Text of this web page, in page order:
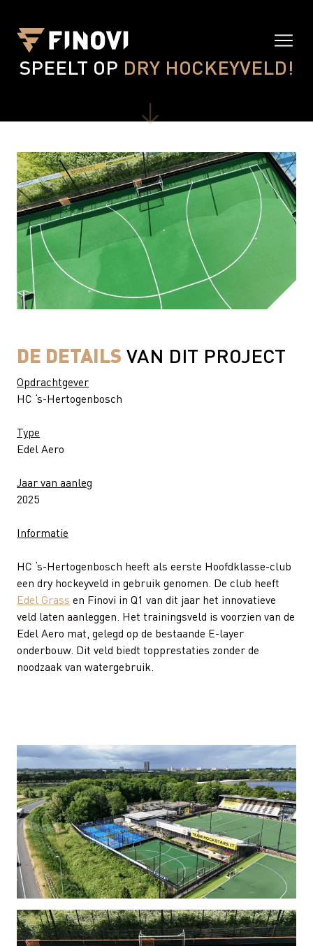
HC ‘S-HERTOGENBOSCH
SPEELT OP DRY HOCKEYVELD!
DE DETAILS VAN DIT PROJECT
Opdrachtgever
HC ‘s-Hertogenbosch
Type
Edel Aero
Jaar van aanleg
2025
Informatie
HC ‘s-Hertogenbosch heeft als eerste Hoofdklasse-club
een dry hockeyveld in gebruik genomen. De club heeft
Edel Grass en Finovi in Q1 van dit jaar het innovatieve
veld laten aanleggen. Het trainingsveld is voorzien van de
Edel Aero mat, gelegd op de bestaande E-layer
onderbouw. Dit veld biedt topprestaties zonder de
noodzaak van watergebruik.